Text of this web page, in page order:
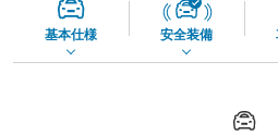
基本仕様 安全装備